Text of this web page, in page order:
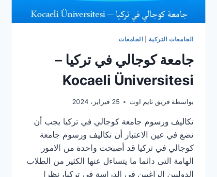
الجامعات التركية الجامعات
جامعة كوجالي في تركيا –
Kocaeli Üniversitesi
بواسطة فريق تايم اوت 25 فبراير، 2024
تكاليف ورسوم جامعة كوجالي في تركيا يجب أن
نضع في عين الاعتبار أن تكاليف ورسوم جامعة
كوجالي في تركيا قد أصبحت واحدة من الامور
الهامة التى دائما ما يتساءل عنها الكثير من الطلاب
الدوليين الراغبين في الدراسة في تركيا، نظرا